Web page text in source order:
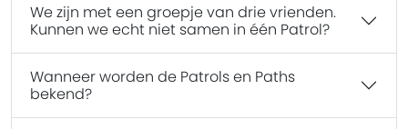
We zijn met een groepje van drie vrienden.
Kunnen we echt niet samen in één Patrol?
Wanneer worden de Patrols en Paths
bekend?